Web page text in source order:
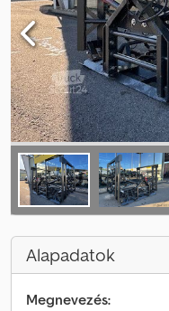
Alapadatok
Megnevezés: